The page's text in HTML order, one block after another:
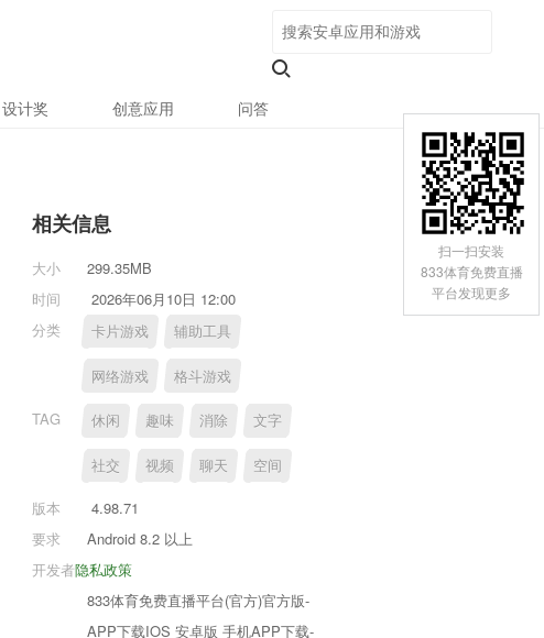
设计奖 创意应用 问答
相关信息
大小
299.35MB
时间
2026年06月10日 12:00
分类
卡片游戏 辅助工具
网络游戏 格斗游戏
TAG 休闲 趣味 消除 文字
社交 视频 聊天 空间
版本
4.98.71
要求
Android 8.2 以上
隐私政策
开发者
833体育免费直播平台(官方)官方版-
APP下载IOS 安卓版 手机APP下载-
扫一扫安装
833体育免费直播
平台发现更多